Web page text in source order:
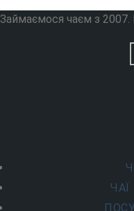
Займаємося чаєм з 2007.
ЧАЇ